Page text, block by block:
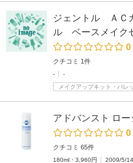
ジェントル ＡＣ
ル ベースメイク
0
クチコミ 1件
-
-
メイクアップキット・パレ
アドバンスト ロー
0
クチコミ 65件
180ml・3,960円
2009/5/14